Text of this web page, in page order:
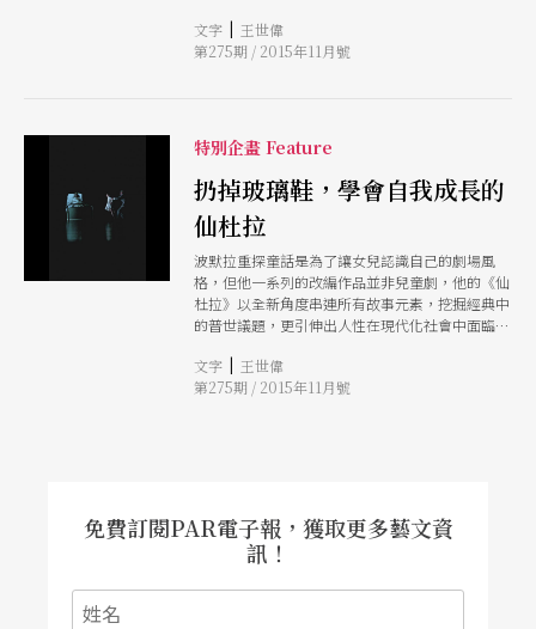
面貌
文字 | 王世偉
第275期 / 2015年11月號
特別企畫 Feature
扔掉玻璃鞋，學會自我成長的
仙杜拉
波默拉重探童話是為了讓女兒認識自己的劇場風
格，但他一系列的改編作品並非兒童劇，他的《仙
杜拉》以全新角度串連所有故事元素，挖掘經典中
的普世議題，更引伸出人性在現代化社會中面臨的
部分的角色都幻想心中的童話可以成真，但透過波
默拉的導演手法，觀眾意識到角色的成長最後，王
文字 | 王世偉
第275期 / 2015年11月號
免費訂閱PAR電子報，獲取更多藝文資
訊！